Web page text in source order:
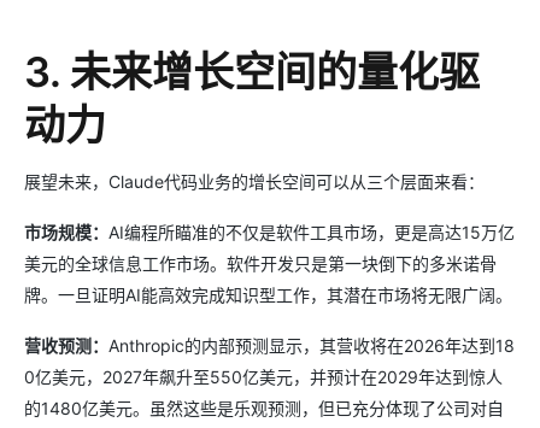
3. 未来增长空间的量化驱
动力
展望未来，Claude代码业务的增长空间可以从三个层面来看：
市场规模： AI编程所瞄准的不仅是软件工具市场，更是高达15万亿
美元的全球信息工作市场。软件开发只是第一块倒下的多米诺骨
牌。一旦证明AI能高效完成知识型工作，其潜在市场将无限广阔。
营收预测： Anthropic的内部预测显示，其营收将在2026年达到18
0亿美元，2027年飙升至550亿美元，并预计在2029年达到惊人
的1480亿美元。虽然这些是乐观预测，但已充分体现了公司对自